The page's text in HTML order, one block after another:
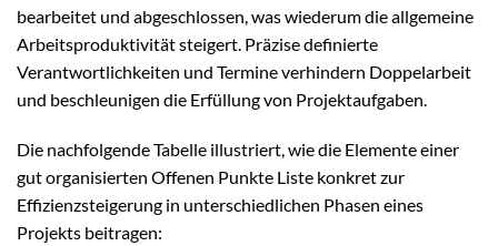
bearbeitet und abgeschlossen, was wiederum die allgemeine
Arbeitsproduktivität steigert. Präzise definierte
Verantwortlichkeiten und Termine verhindern Doppelarbeit
und beschleunigen die Erfüllung von Projektaufgaben.
Die nachfolgende Tabelle illustriert, wie die Elemente einer
gut organisierten Offenen Punkte Liste konkret zur
Effizienzsteigerung in unterschiedlichen Phasen eines
Projekts beitragen: